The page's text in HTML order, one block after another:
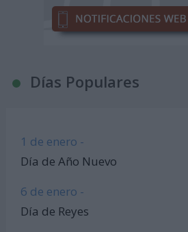
Días Populares
1 de enero -
Día de Año Nuevo
6 de enero -
Día de Reyes